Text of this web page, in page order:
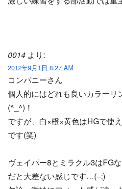
0014 より:
2012年9月1日 8:27 AM
コンパニーさん
個人的にはどれも良いカラーリ
(^_^)！
ですが、白×橙×黄色はHGで使
です(笑)
ヴェイパー8とミラクル3はFG
だと大差ない感じです…(–;)